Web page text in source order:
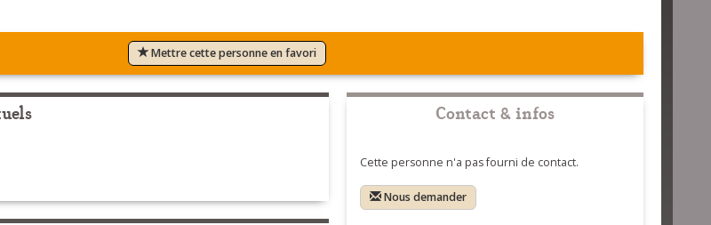
Mettre cette personne en favori
Contact & infos
Cette personne n'a pas fourni de contact.
Nous demander